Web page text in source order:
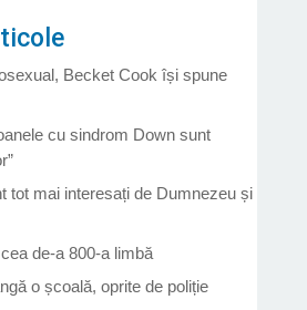
Becket Cook își spune
cu sindrom Down sunt
tot mai interesați de Dumnezeu și
de-a 800-a limbă
o școală, oprite de poliție